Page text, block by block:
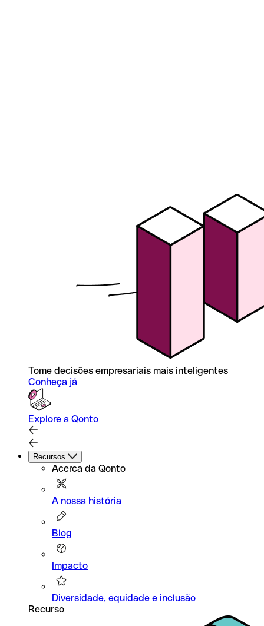
Tome decisões empresariais mais inteligentes
Conheça já
Explore a Qonto
Recursos
Acerca da Qonto
A nossa história
Blog
Impacto
Diversidade, equidade e inclusão
Recurso